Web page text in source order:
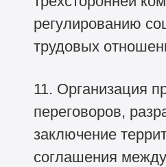
регулированию
трудовых
11. Организация
переговоров,
заключение
соглашения между